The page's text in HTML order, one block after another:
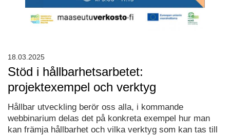
Stöd i hållbarhetsarbetet:
projektexempel och verktyg
Hållbar utveckling berör oss alla, i kommande
webbinarium delas det på konkreta exempel hur man
kan främja hållbarhet och vilka verktyg som kan tas till
18.03.2025